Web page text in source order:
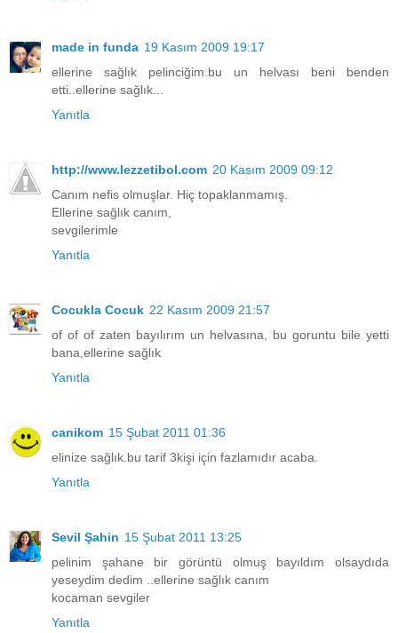
made in funda 19 Kasım 2009 19:17
ellerine sağlık pelinciğim.bu un helvası beni benden
etti..ellerine sağlık...
Yanıtla
http://www.lezzetibol.com 20 Kasım 2009 09:12
Canım nefis olmuşlar. Hiç topaklanmamış.
Ellerine sağlık canım,
sevgilerimle
Yanıtla
Cocukla Cocuk 22 Kasım 2009 21:57
of of of zaten bayılırım un helvasına, bu goruntu bile yetti
bana,ellerine sağlık
Yanıtla
canikom 15 Şubat 2011 01:36
elinize sağlık.bu tarif 3kişi için fazlamıdır acaba.
Yanıtla
Sevil Şahin 15 Şubat 2011 13:25
pelinim şahane bir görüntü olmuş bayıldım olsaydıda
yeseydim dedim ..ellerine sağlık canım
kocaman sevgiler
Yanıtla